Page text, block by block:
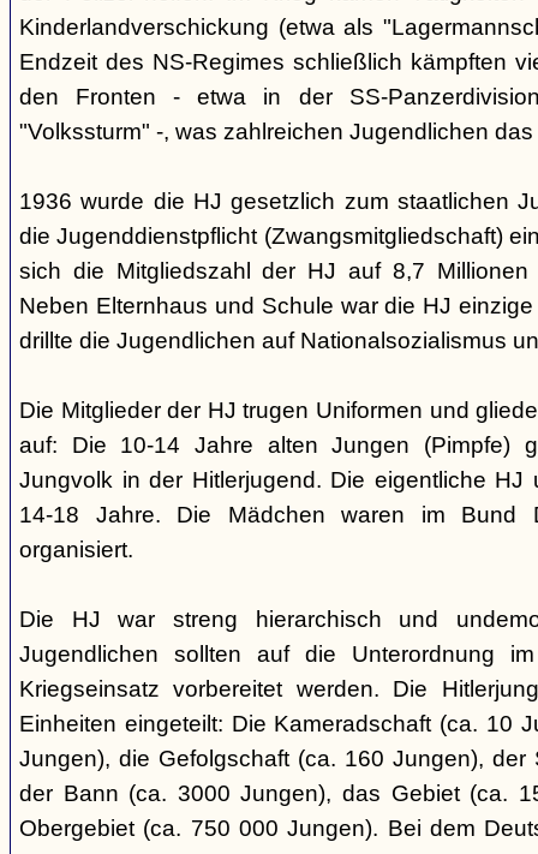
Kinderlandverschickung (etwa als
Endzeit des NS-Regimes schließlich kämpften
den Fronten - etwa in der SS-
"Volkssturm" -, was zahlreichen Jugendlichen
1936 wurde die HJ gesetzlich zum staatlichen
die Jugenddienstpflicht (Zwangsmitgliedschaft)
sich die Mitgliedszahl der HJ auf 8,7 Millionen
Neben Elternhaus und Schule war die HJ
drillte die Jugendlichen auf Nationalsozialismus
Die Mitglieder der HJ trugen Uniformen und
auf: Die 10-14 Jahre alten Jungen (Pimpfe)
Jungvolk in der Hitlerjugend. Die eigentliche HJ
14-18 Jahre. Die Mädchen waren im Bund
organisiert.
Die HJ war streng hierarchisch und
Jugendlichen sollten auf die Unterordnung
Kriegseinsatz vorbereitet werden. Die
Einheiten eingeteilt: Die Kameradschaft (ca. 10
Jungen), die Gefolgschaft (ca. 160 Jungen), der
der Bann (ca. 3000 Jungen), das Gebiet (ca.
Obergebiet (ca. 750 000 Jungen). Bei dem